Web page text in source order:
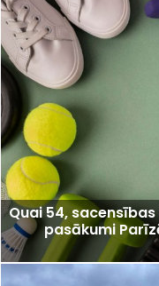
Quai 54,
pasākumi